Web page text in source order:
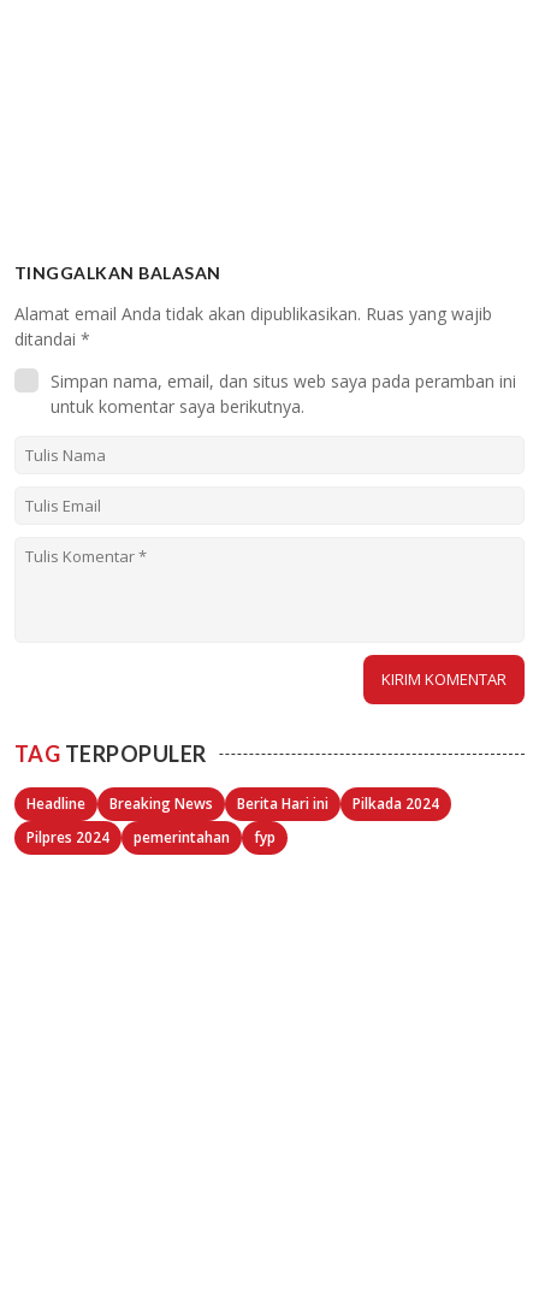
TINGGALKAN BALASAN
Alamat email Anda tidak akan dipublikasikan. Ruas yang wajib
ditandai *
Simpan nama, email, dan situs web saya pada peramban ini
untuk komentar saya berikutnya.
TAG TERPOPULER
Headline Breaking News Berita Hari ini
Pilkada 2024
Pilpres 2024
pemerintahan fyp